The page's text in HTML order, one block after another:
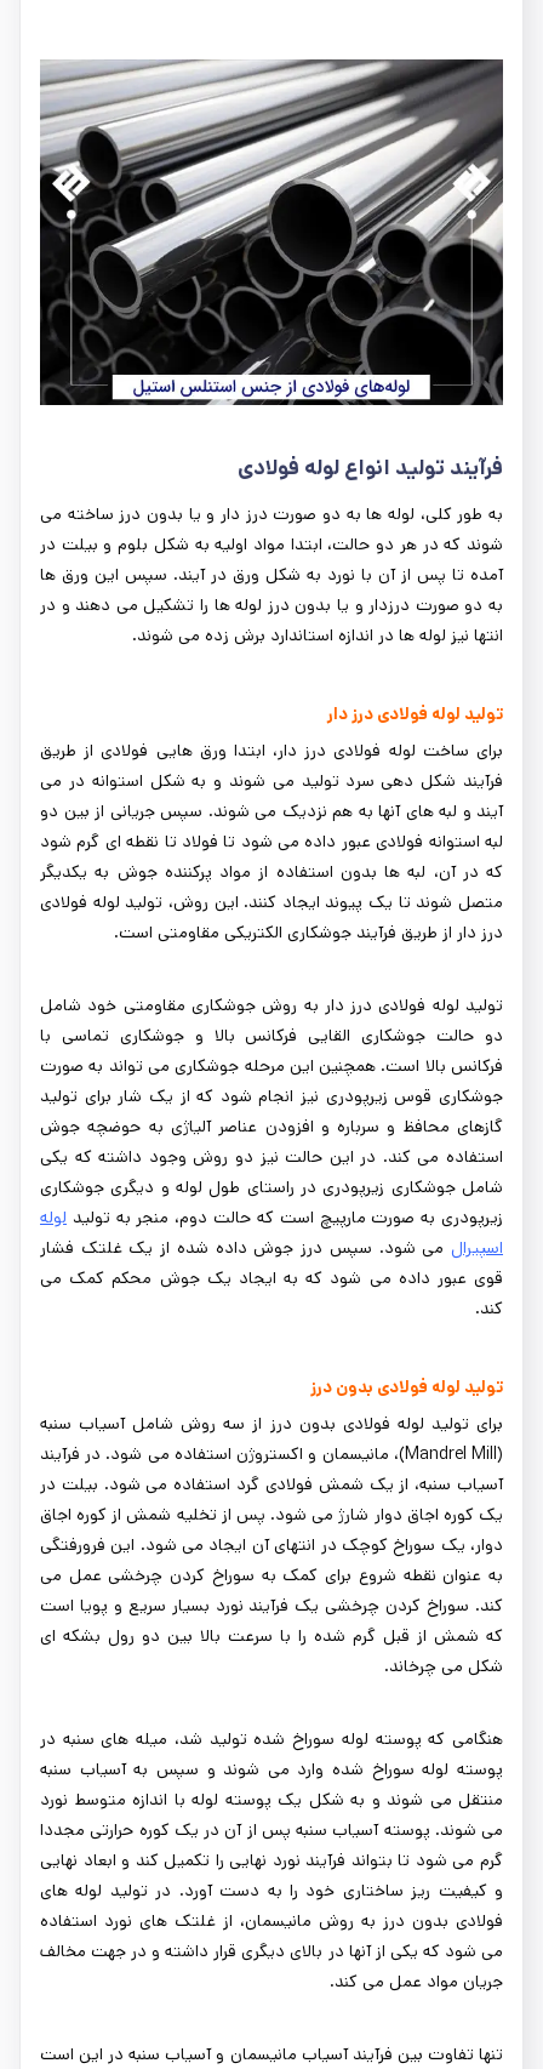
فرآیند تولید انواع لوله فولادی
به طور کلی، لوله ها به دو صورت درز دار و یا بدون درز ساخته می
شوند که در هر دو حالت، ابتدا مواد اولیه به شکل بلوم و بیلت در
آمده تا پس از آن با نورد به شکل ورق در آیند. سپس این ورق ها
به دو صورت درزدار و یا بدون درز لوله ها را تشکیل می دهند و در
انتها نیز لوله ها در اندازه استاندارد برش زده می شوند.
تولید لوله فولادی درز دار
برای ساخت لوله فولادی درز دار، ابتدا ورق هایی فولادی از طریق
فرآیند شکل دهی سرد تولید می شوند و به شکل استوانه در می
آیند و لبه های آنها به هم نزدیک می شوند. سپس جریانی از بین دو
لبه استوانه فولادی عبور داده می شود تا فولاد تا نقطه ای گرم شود
که در آن، لبه ها بدون استفاده از مواد پرکننده جوش به یکدیگر
متصل شوند تا یک پیوند ایجاد کنند. این روش، تولید لوله فولادی
درز دار از طریق فرآیند جوشکاری الکتریکی مقاومتی است.
تولید لوله فولادی درز دار به روش جوشکاری مقاومتی خود شامل
دو حالت جوشکاری القایی فرکانس بالا و جوشکاری تماسی با
فرکانس بالا است. همچنین این مرحله جوشکاری می تواند به صورت
جوشکاری قوس زیرپودری نیز انجام شود که از یک شار برای تولید
گازهای محافظ و سرباره و افزودن عناصر آلیاژی به حوضچه جوش
استفاده می کند. در این حالت نیز دو روش وجود داشته که یکی
شامل جوشکاری زیرپودری در راستای طول لوله و دیگری جوشکاری
زیرپودری به صورت مارپیچ است که حالت دوم، منجر به تولید لوله
اسپیرال می شود. سپس درز جوش داده شده از یک غلتک فشار
قوی عبور داده می شود که به ایجاد یک جوش محکم کمک می
کند.
تولید لوله فولادی بدون درز
برای تولید لوله فولادی بدون درز از سه روش شامل آسیاب سنبه
(Mandrel Mill)، مانیسمان و اکستروژن استفاده می شود. در فرآیند
آسیاب سنبه، از یک شمش فولادی گرد استفاده می شود. بیلت در
یک کوره اجاق دوار شارژ می شود. پس از تخلیه شمش از کوره اجاق
دوار، یک سوراخ کوچک در انتهای آن ایجاد می شود. این فرورفتگی
به عنوان نقطه شروع برای کمک به سوراخ کردن چرخشی عمل می
کند. سوراخ کردن چرخشی یک فرآیند نورد بسیار سریع و پویا است
که شمش از قبل گرم شده را با سرعت بالا بین دو رول بشکه ای
شکل می چرخاند.
هنگامی که پوسته لوله سوراخ شده تولید شد، میله های سنبه در
پوسته لوله سوراخ شده وارد می شوند و سپس به آسیاب سنبه
منتقل می شوند و به شکل یک پوسته لوله با اندازه متوسط نورد
می شوند. پوسته آسیاب سنبه پس از آن در یک کوره حرارتی مجددا
گرم می شود تا بتواند فرآیند نورد نهایی را تکمیل کند و ابعاد نهایی
و کیفیت ریز ساختاری خود را به دست آورد. در تولید لوله های
فولادی بدون درز به روش مانیسمان، از غلتک های نورد استفاده
می شود که یکی از آنها در بالای دیگری قرار داشته و در جهت مخالف
جریان مواد عمل می کند.
تنها تفاوت بین فرآیند آسیاب مانیسمان و آسیاب سنبه در این است